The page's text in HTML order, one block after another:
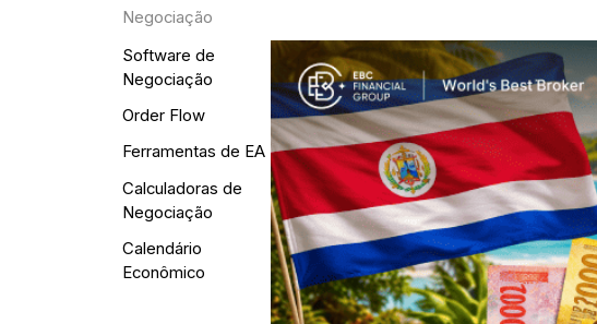
Negociação
Software de
Negociação
Order Flow
Ferramentas de EA
Calculadoras de
Negociação
Calendário
Econômico